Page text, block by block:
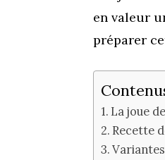
en valeur
préparer
La joue
Recette